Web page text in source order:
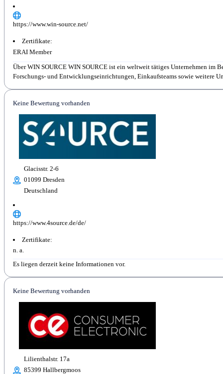
https://www.win-source.net/
Zertifikate:
ERAI Member
Über WIN SOURCE WIN SOURCE ist ein weltweit tätiges Unternehmen im
Forschungs- und Entwicklungseinrichtungen, Einkaufsteams sowie weitere
Glacisstr. 2-6
01099 Dresden
Deutschland
https://www.4source.de/de/
Zertifikate:
n. a.
Es liegen derzeit keine Informationen vor.
Keine Bewertung vorhanden
Lilienthalstr. 17a
85399 Hallbergmoos
Keine Bewertung vorhanden